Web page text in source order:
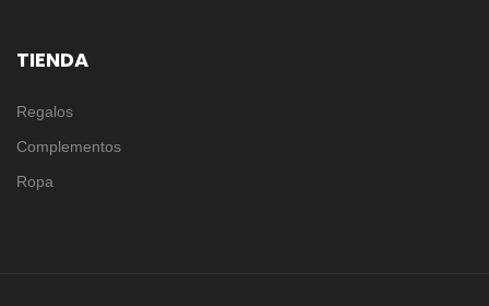
TIENDA
Regalos
Complementos
Ropa